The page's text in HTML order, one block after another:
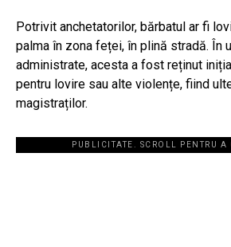
Potrivit anchetatorilor, bărbatul ar fi
palma în zona feței, în plină stradă. În
administrate, acesta a fost reținut
pentru lovire sau alte violențe, fiind
magistraților.
PUBLICITATE. SCROLL PENTRU A